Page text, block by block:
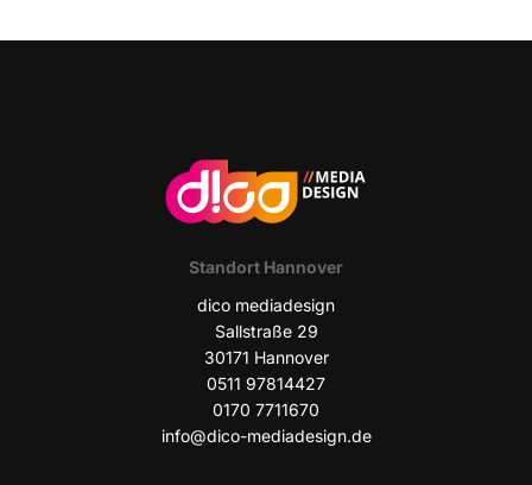
Stand­ort Hannover
dico media­de­sign
Sall­stra­ße 29
30171 Han­no­ver
0511 97814427
0170 7711670
info@dico-mediadesign.de